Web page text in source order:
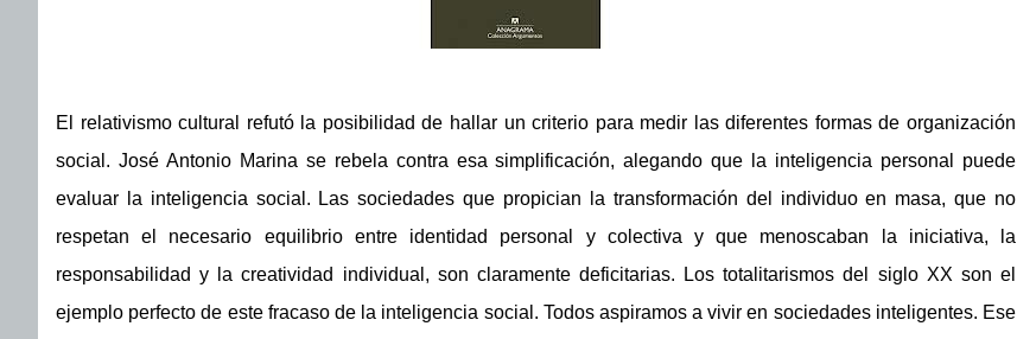
El relativismo cultural refutó la posibilidad de hallar un criterio para medir las diferentes formas de organización
social. José Antonio Marina se rebela contra esa simplificación, alegando que la inteligencia personal puede
evaluar la inteligencia social. Las sociedades que propician la transformación del individuo en masa, que no
respetan el necesario equilibrio entre identidad personal y colectiva y que menoscaban la iniciativa, la
responsabilidad y la creatividad individual, son claramente deficitarias. Los totalitarismos del siglo XX son el
ejemplo perfecto de este fracaso de la inteligencia social. Todos aspiramos a vivir en sociedades inteligentes. Ese